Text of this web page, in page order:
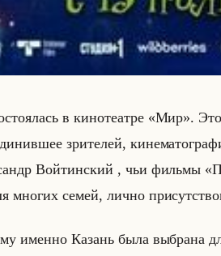
в ки­но­те­ат­ре «Мир».
зри­те­лей,
Войтин­ский , чьи фильмы
мно­гих семей, лично
имен­но Ка­зань была вы­бра­на